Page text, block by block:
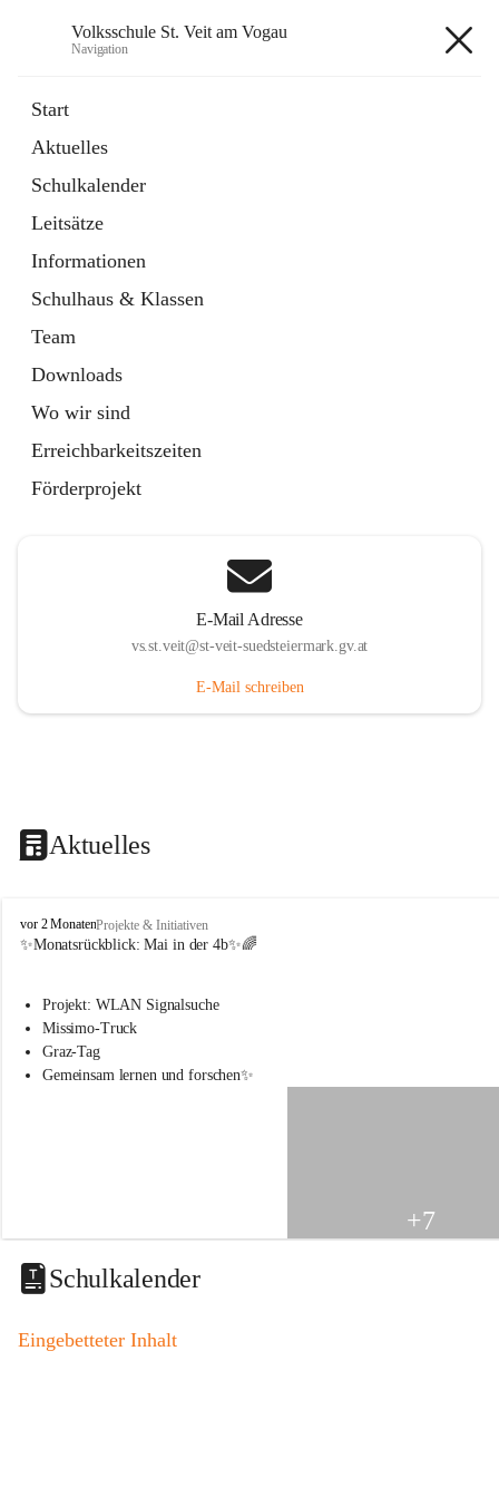
Volksschule St. Veit am Vogau
Navigation
Start
Aktuelles
Schulkalender
Leitsätze
Informationen
Schulhaus & Klassen
Team
Downloads
Wo wir sind
Erreichbarkeitszeiten
Förderprojekt
E-Mail Adresse
vs.st.veit@st-veit-suedsteiermark.gv.at
E-Mail schreiben
Aktuelles
V
o
s
s
c
i
t
a
o
vor 2 MonatenProjekte & Initiativen
✨Monatsrückblick: Mai in der 4b✨🌈
Projekt: WLAN Signalsuche
Missimo-Truck
Graz-Tag
Gemeinsam lernen und forschen✨
+7
Schulkalender
Eingebetteter Inhalt